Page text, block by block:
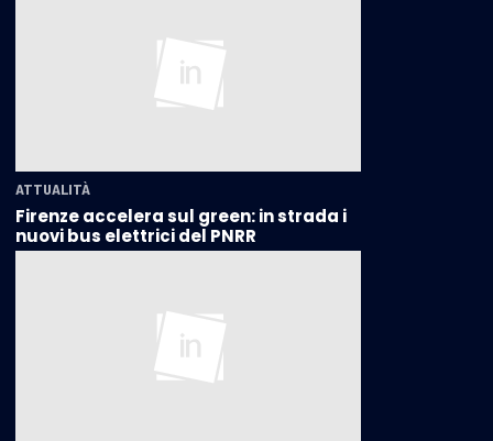
ATTUALITÀ
Firenze accelera sul green: in strada i
nuovi bus elettrici del PNRR